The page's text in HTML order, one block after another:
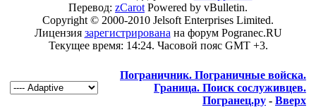
Перевод: zCarot Powered by vBulletin.
Copyright © 2000-2010 Jelsoft Enterprises Limited.
Лицензия зарегистрирована на форум Pogranec.RU
Текущее время: 14:24. Часовой пояс GMT +3.
Пограничник. Пограничные войска.
Граница. Поиск сослуживцев.
Погранец.ру - Вверх